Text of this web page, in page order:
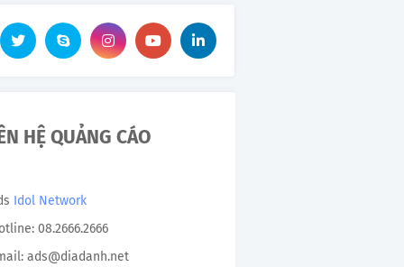
HỆ QUẢNG CÁO
Idol Network
08.2666.2666
ads@diadanh.net